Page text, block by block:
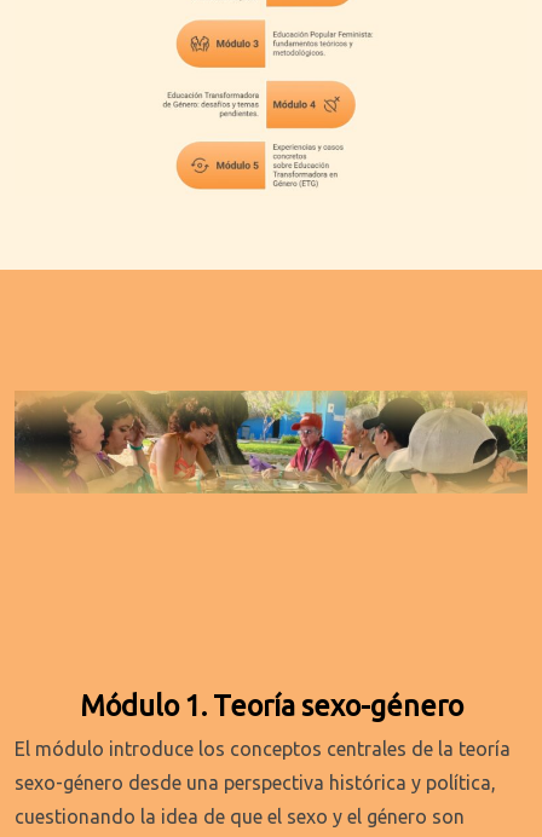
Módulo 1. Teoría sexo-género
El módulo introduce los conceptos centrales de la teoría
sexo-género desde una perspectiva histórica y política,
cuestionando la idea de que el sexo y el género son